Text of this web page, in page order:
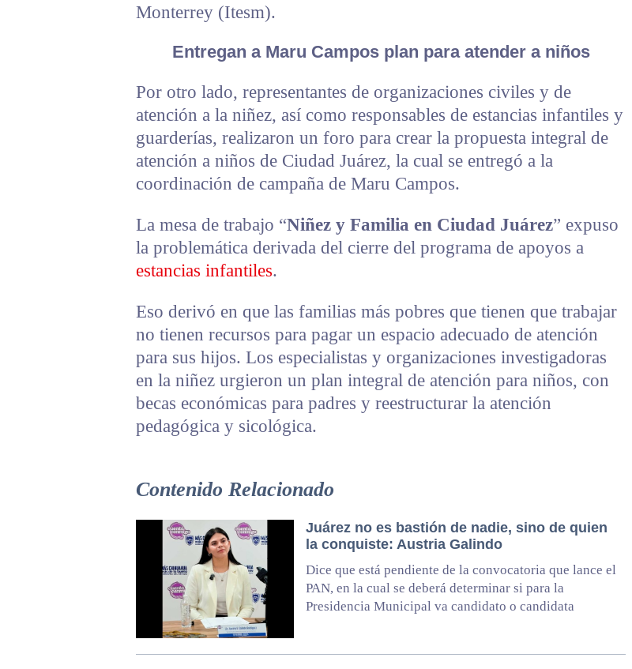
Monterrey (Itesm).
Entregan a Maru Campos plan para atender a niños
Por otro lado, representantes de organizaciones civiles y de
atención a la niñez, así como responsables de estancias infantiles y
guarderías, realizaron un foro para crear la propuesta integral de
atención a niños de Ciudad Juárez, la cual se entregó a la
coordinación de campaña de Maru Campos.
La mesa de trabajo “Niñez y Familia en Ciudad Juárez” expuso
la problemática derivada del cierre del programa de apoyos a
estancias infantiles.
Eso derivó en que las familias más pobres que tienen que trabajar
no tienen recursos para pagar un espacio adecuado de atención
para sus hijos. Los especialistas y organizaciones investigadoras
en la niñez urgieron un plan integral de atención para niños, con
becas económicas para padres y reestructurar la atención
pedagógica y sicológica.
Contenido Relacionado
Juárez no es bastión de nadie, sino de quien
la conquiste: Austria Galindo
Dice que está pendiente de la convocatoria que lance el
PAN, en la cual se deberá determinar si para la
Presidencia Municipal va candidato o candidata